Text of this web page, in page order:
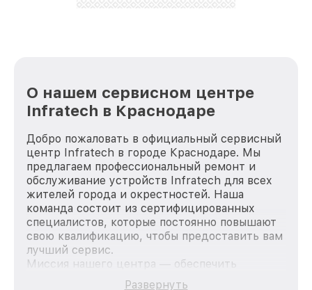
О нашем сервисном центре
Infratech в Краснодаре
Добро пожаловать в официальный сервисный
центр Infratech в городе Краснодаре. Мы
предлагаем профессиональный ремонт и
обслуживание устройств Infratech для всех
жителей города и окрестностей. Наша
команда состоит из сертифицированных
специалистов, которые постоянно повышают
свою квалификацию, чтобы предоставить вам
лучший сервис.
Миссия нашего центра — обеспечить
качественный и доступный ремонт для
Развернуть